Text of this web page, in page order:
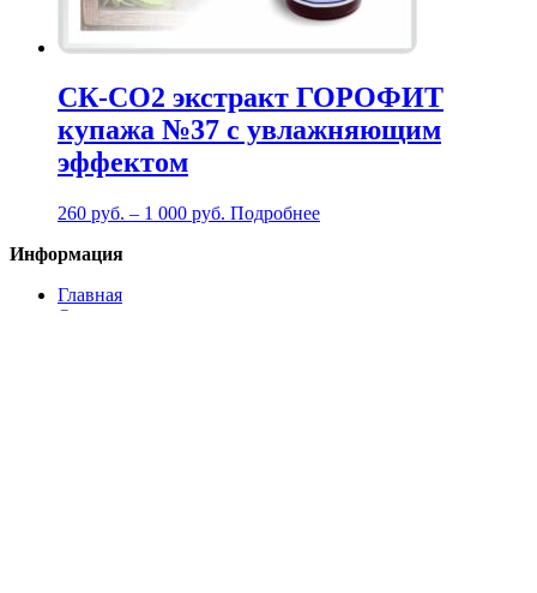
СК-СО2 экстракт ГОРОФИТ
купажа №37 с увлажняющим
эффектом
260 руб. – 1 000 руб. Подробнее
Информация
Главная
О компании